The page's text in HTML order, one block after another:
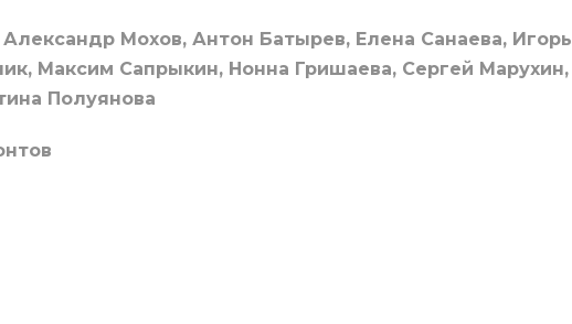
Александр Мохов, Антон Батырев, Елена Санаева, Игорь
Максим Сапрыкин, Нонна Гришаева, Сергей Марухин,
Полуянова